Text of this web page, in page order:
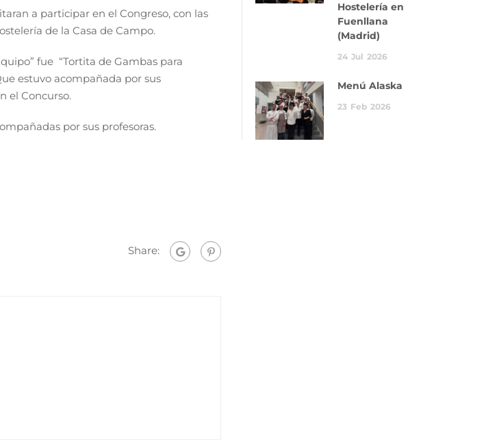
a participar en el Congreso, con las
de la Casa de Campo.
fue “Tortita de Gambas para
estuvo acompañada por sus
el Concurso.
por sus profesoras.
Share:
Hostelería en
Fuenllana
(Madrid)
24 Jul 2026
Menú Alaska
23 Feb 2026